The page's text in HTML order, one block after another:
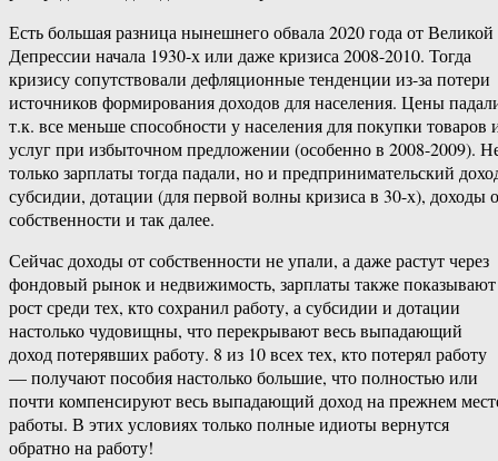
Есть большая разница нынешнего обвала 2020 года от Великой
Депрессии начала 1930-х или даже кризиса 2008-2010. Тогда
кризису сопутствовали дефляционные тенденции из-за потери
источников формирования доходов для населения. Цены
т.к. все меньше способности у населения для покупки товаров
услуг при избыточном предложении (особенно в 2008-2009).
только зарплаты тогда падали, но и предпринимательский
субсидии, дотации (для первой волны кризиса в 30-х), доходы
собственности и так далее.
Сейчас доходы от собственности не упали, а даже растут через
фондовый рынок и недвижимость, зарплаты также показывают
рост среди тех, кто сохранил работу, а субсидии и дотации
настолько чудовищны, что перекрывают весь выпадающий
доход потерявших работу. 8 из 10 всех тех, кто потерял работу
— получают пособия настолько большие, что полностью или
почти компенсируют весь выпадающий доход на прежнем
работы. В этих условиях только полные идиоты вернутся
обратно на работу!